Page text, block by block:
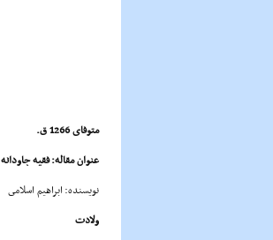
متوفاى 1266 ق.
عنوان مقاله: فقیه جاودانه
نویسنده: ابراهیم اسلامى
ولادت